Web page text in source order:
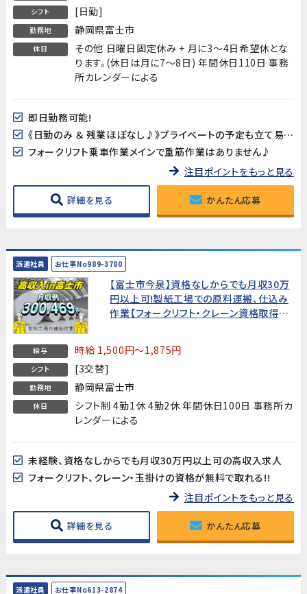
シフト [日勤]
勤務地 静岡県富士市
休日
その他 日曜日固定休み + 月に3～4日希望休とな
ります。(休日は月に7～8日) 年間休日110日 事務
所カレンダーによる
即日勤務可能!
《日勤のみ ＆ 残業ほぼなし♪》プライベートの予定も立て易い!
フォークリフト乗車作業メインで重筋作業はありません♪
注目ポイントをもっと見る
詳細を見る かんたん応募
派遣社員 お仕事No989-3780
【富士市今泉】資格なしからでも月収30万
円以上可!製紙工場での原料運搬、仕込み
作業【フォークリフト・クレーン資格取得支
給与 時給 1,500円～1,875円
シフト [3交替]
勤務地 静岡県富士市
休日
シフト制 4勤1休 4勤2休 年間休日100日 事務所カ
レンダーによる
未経験、資格なしからでも月収30万円以上可の高収入求人
フォークリフト、クレーン・玉掛けの資格が無料で取れる!!
注目ポイントをもっと見る
詳細を見る かんたん応募
派遣社員 お仕事No613-2874